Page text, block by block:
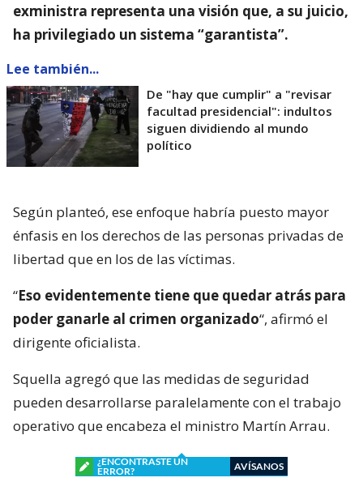
exministra representa una visión que, a su juicio,
ha privilegiado un sistema “garantista”.
Lee también...
De "hay que cumplir" a "revisar
facultad presidencial": indultos
siguen dividiendo al mundo
político
Según planteó, ese enfoque habría puesto mayor
énfasis en los derechos de las personas privadas de
libertad que en los de las víctimas.
“Eso evidentemente tiene que quedar atrás para
poder ganarle al crimen organizado“, afirmó el
dirigente oficialista.
Squella agregó que las medidas de seguridad
pueden desarrollarse paralelamente con el trabajo
operativo que encabeza el ministro Martín Arrau.
¿ENCONTRASTE UN
ERROR?
AVÍSANOS